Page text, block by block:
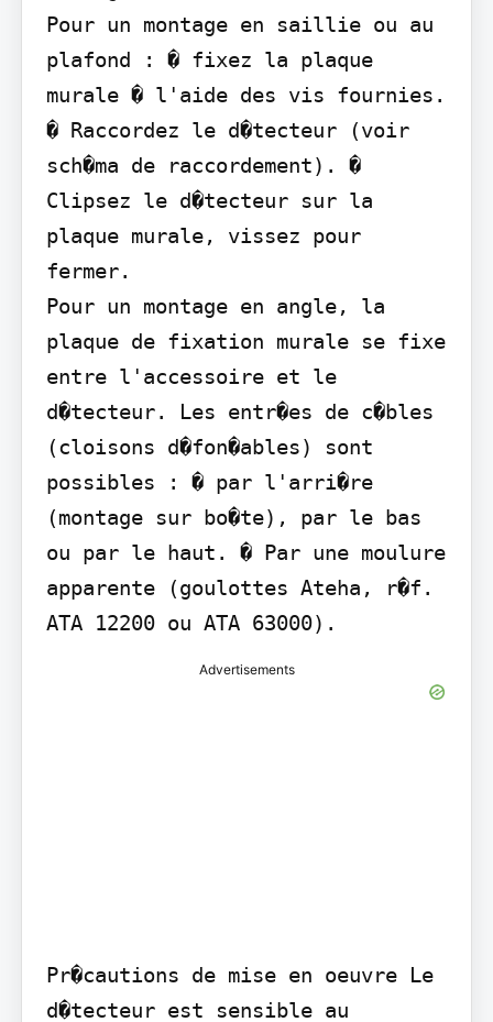
Pour un montage en saillie ou au
plafond : � fixez la plaque
murale � l'aide des vis fournies.
� Raccordez le d�tecteur (voir
sch�ma de raccordement). �
Clipsez le d�tecteur sur la
plaque murale, vissez pour
fermer.
Pour un montage en angle, la
plaque de fixation murale se fixe
entre l'accessoire et le
d�tecteur. Les entr�es de c�bles
(cloisons d�fon�ables) sont
possibles : � par l'arri�re
(montage sur bo�te), par le bas
ou par le haut. � Par une moulure
apparente (goulottes Ateha, r�f.
ATA 12200 ou ATA 63000).
Advertisements
Pr�cautions de mise en oeuvre Le
d�tecteur est sensible au